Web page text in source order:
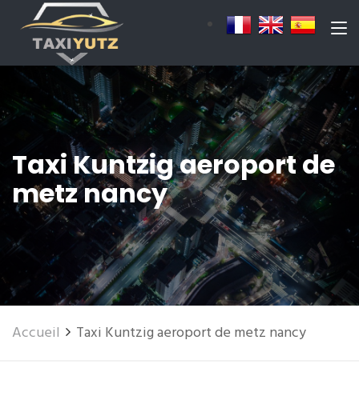
Taxi Kuntzig aeroport de
metz nancy
Accueil Taxi Kuntzig aeroport de metz nancy